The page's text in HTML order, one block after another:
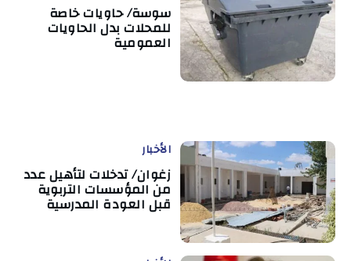
سوسة/ حاويات خاصة
للمحلات بدل الحاويات
العمومية
الأخبار
زغوان/ تدخلات لتأهيل عدد
من المؤسسات التربوية
قبل العودة المدرسية